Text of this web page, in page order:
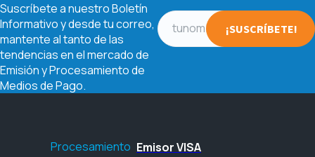
Suscríbete a nuestro Boletín
Informativo y desde tu correo,
mantente al tanto de las
tendencias en el mercado de
Emisión y Procesamiento de
Medios de Pago.
Procesamiento Emisor VISA